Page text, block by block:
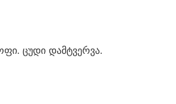
ცუდი დამტვერვა.